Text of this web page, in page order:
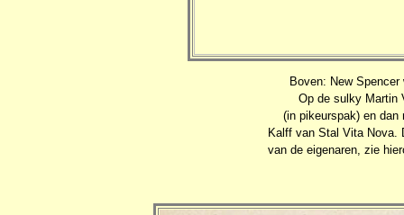
Boven: New
Op de sulky Martin
(in pikeurspak) en dan
Kalff van Stal Vita Nova.
van de eigenaren, zie